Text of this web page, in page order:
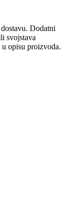
Dodatni
svojstava
opisu proizvoda.